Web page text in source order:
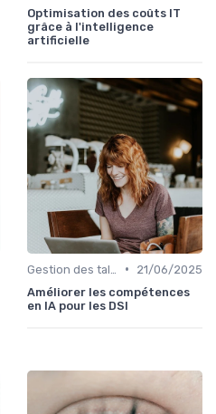
Optimisation des coûts IT
grâce à l'intelligence
artificielle
•
21/06/2025
Améliorer les compétences
en IA pour les DSI